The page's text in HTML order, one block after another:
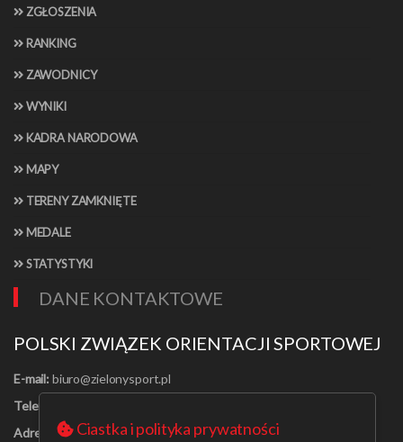
ZGŁOSZENIA
RANKING
ZAWODNICY
WYNIKI
KADRA NARODOWA
MAPY
TERENY ZAMKNIĘTE
MEDALE
STATYSTYKI
DANE KONTAKTOWE
POLSKI ZWIĄZEK ORIENTACJI SPORTOWEJ
E-mail:
Telefon:
Adres:
Al. Jerozolimskie 30/21
Ciastka i polityka prywatności